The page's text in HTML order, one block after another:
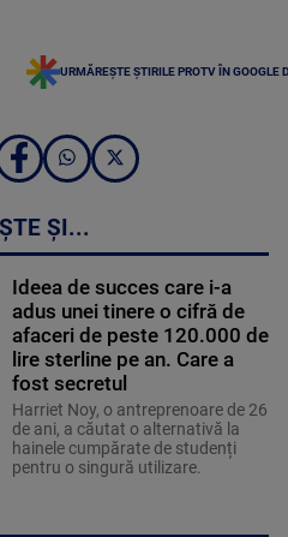
URMĂREȘTE ȘTIRILE PROTV ÎN GOOGLE
ȘI...
Ideea de succes care i-a
adus unei tinere o cifră de
afaceri de peste 120.000 de
lire sterline pe an. Care a
fost secretul
Harriet Noy, o antreprenoare de 26
de ani, a căutat o alternativă la
hainele cumpărate de studenți
pentru o singură utilizare.